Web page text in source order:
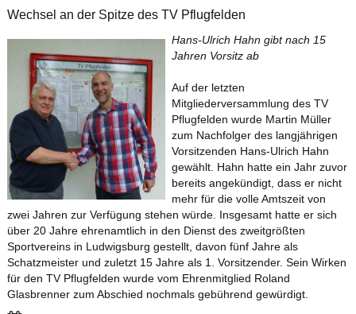
Wechsel an der Spitze des TV Pflugfelden
Hans-Ulrich Hahn gibt nach 15
Jahren Vorsitz ab
Auf der letzten
Mitgliederversammlung des TV
Pflugfelden wurde Martin Müller
zum Nachfolger des langjährigen
Vorsitzenden Hans-Ulrich Hahn
gewählt. Hahn hatte ein Jahr zuvor
bereits angekündigt, dass er nicht
mehr für die volle Amtszeit von
zwei Jahren zur Verfügung stehen würde. Insgesamt hatte er sich
über 20 Jahre ehrenamtlich in den Dienst des zweitgrößten
Sportvereins in Ludwigsburg gestellt, davon fünf Jahre als
Schatzmeister und zuletzt 15 Jahre als 1. Vorsitzender. Sein Wirken
für den TV Pflugfelden wurde vom Ehrenmitglied Roland
Glasbrenner zum Abschied nochmals gebührend gewürdigt.